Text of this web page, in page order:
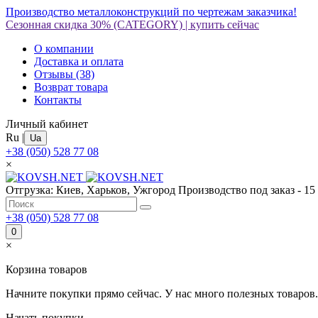
Производство металлоконструкций по чертежам заказчика!
Сезонная скидка 30% (CATEGORY) | купить сейчас
О компании
Доставка и оплата
Отзывы (38)
Возврат товара
Контакты
Личный кабинет
Ru | Ua
+38 (050) 528 77 08
×
Отгрузка: Киев, Харьков, Ужгород Производство под заказ -
+38 (050) 528 77 08
0
×
Корзина товаров
Начните покупки прямо сейчас. У нас много полезных товаров.